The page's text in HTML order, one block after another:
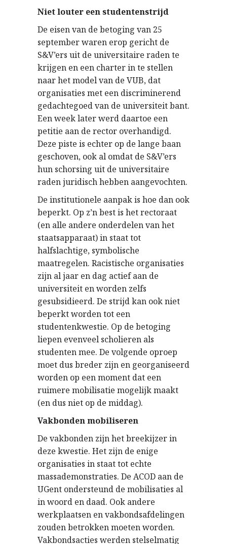
Niet louter een studentenstrijd
De eisen van de betoging van 25
september waren erop gericht de
S&V’ers uit de universitaire raden te
krijgen en een charter in te stellen
naar het model van de VUB, dat
organisaties met een discriminerend
gedachtegoed van de universiteit bant.
Een week later werd daartoe een
petitie aan de rector overhandigd.
Deze piste is echter op de lange baan
geschoven, ook al omdat de S&V’ers
hun schorsing uit de universitaire
raden juridisch hebben aangevochten.
De institutionele aanpak is hoe dan ook
beperkt. Op z’n best is het rectoraat
(en alle andere onderdelen van het
staatsapparaat) in staat tot
halfslachtige, symbolische
maatregelen. Racistische organisaties
zijn al jaar en dag actief aan de
universiteit en worden zelfs
gesubsidieerd. De strijd kan ook niet
beperkt worden tot een
studentenkwestie. Op de betoging
liepen evenveel scholieren als
studenten mee. De volgende oproep
moet dus breder zijn en georganiseerd
worden op een moment dat een
ruimere mobilisatie mogelijk maakt
(en dus niet op de middag).
Vakbonden mobiliseren
De vakbonden zijn het breekijzer in
deze kwestie. Het zijn de enige
organisaties in staat tot echte
massademonstraties. De ACOD aan de
UGent ondersteund de mobilisaties al
in woord en daad. Ook andere
werkplaatsen en vakbondsafdelingen
zouden betrokken moeten worden.
Vakbondsacties werden stelselmatig